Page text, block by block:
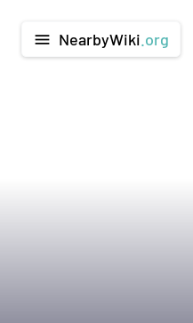
menu NearbyWiki .org